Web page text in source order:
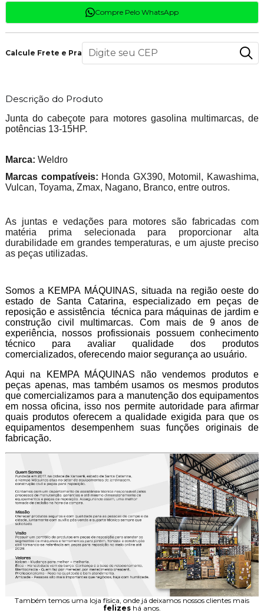
Compre Pelo WhatsApp
Calcule Frete e Prazo
Descrição do Produto
Junta do cabeçote para motores gasolina multimarcas, de
potências 13-15HP.
Marca: Weldro
Marcas compatíveis: Honda GX390, Motomil, Kawashima,
Vulcan, Toyama, Zmax, Nagano, Branco, entre outros.
As juntas e vedações para motores são fabricadas com
matéria prima selecionada para proporcionar alta
durabilidade em grandes temperaturas, e um ajuste preciso
as peças utilizadas.
Somos a KEMPA MÁQUINAS, situada na região oeste do
estado de Santa Catarina, especializado em peças de
reposição e assistência técnica para máquinas de jardim e
construção civil multimarcas. Com mais de 9 anos de
experiência, nossos profissionais possuem conhecimento
técnico para avaliar qualidade dos produtos
comercializados, oferecendo maior segurança ao usuário.
Aqui na KEMPA MÁQUINAS não vendemos produtos e
peças apenas, mas também usamos os mesmos produtos
que comercializamos para a manutenção dos equipamentos
em nossa oficina, isso nos permite autoridade para afirmar
quais produtos oferecem a qualidade exigida para que os
equipamentos desempenhem suas funções originais de
fabricação.
Também temos uma loja física, onde já deixamos nossos clientes mais
felizeshá anos.